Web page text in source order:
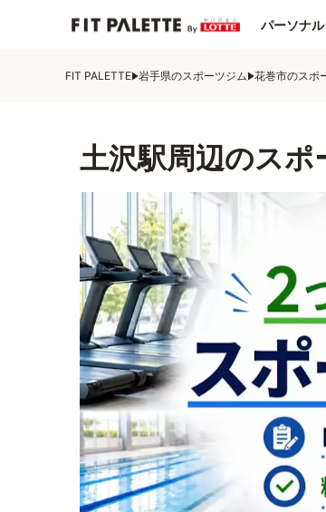
パーソナ
FIT PALETTE 岩手県のスポーツジム 花巻市のスポ
土沢駅周辺のス